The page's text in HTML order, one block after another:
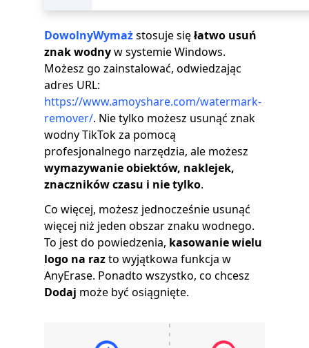
DowolnyWymażstosuje sięłatwo usuń
znak wodnyw systemie Windows.
Możesz go zainstalować, odwiedzając
adres URL:
https://www.amoyshare.com/watermark-
remover/. Nie tylko możesz usunąć znak
wodny TikTok za pomocą
profesjonalnego narzędzia, ale możesz
wymazywanie obiektów, naklejek,
znaczników czasu i nie tylko.
Co więcej, możesz jednocześnie usunąć
więcej niż jeden obszar znaku wodnego.
To jest do powiedzenia, kasowanie wielu
logo na razto wyjątkowa funkcja w
AnyErase. Ponadto wszystko, co chcesz
Dodaj może być osiągnięte.